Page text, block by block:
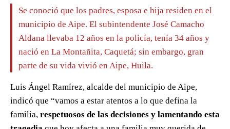
Se conoció que los padres, esposa e hija residen en el
municipio de Aipe. El subintendente José Camacho
Aldana llevaba 12 años en la policía, tenía 34 años y
nació en La Montañita, Caquetá; sin embargo, gran
parte de su vida vivió en Aipe, Huila.
Luis Ángel Ramírez, alcalde del municipio de Aipe,
indicó que “vamos a estar atentos a lo que defina la
familia, respetuosos de las decisiones y lamentando esta